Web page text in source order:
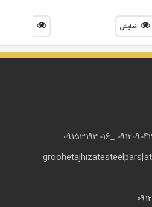
نمایش
09153193016